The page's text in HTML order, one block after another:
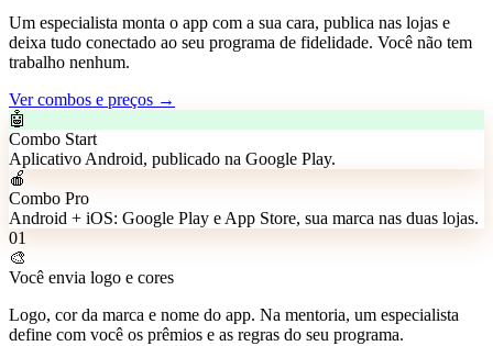
Um especialista monta o app com a sua cara, publica nas lojas e
deixa tudo conectado ao seu programa de fidelidade. Você não tem
trabalho nenhum.
Ver combos e preços →
🤖
Combo Start
Aplicativo Android, publicado na Google Play.
🍎
Combo Pro
Android + iOS: Google Play e App Store, sua marca nas duas lojas.
01
🎨
Você envia logo e cores
Logo, cor da marca e nome do app. Na mentoria, um especialista
define com você os prêmios e as regras do seu programa.